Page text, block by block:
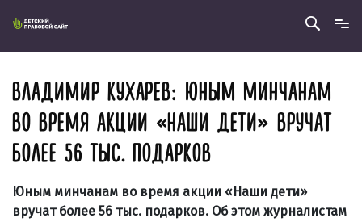
ВЛАДИМИР КУХАРЕВ: ЮНЫМ МИНЧАНАМ
ВО ВРЕМЯ АКЦИИ «НАШИ ДЕТИ» ВРУЧАТ
БОЛЕЕ 56 ТЫС. ПОДАРКОВ
Юным минчанам во время акции «Наши дети»
вручат более 56 тыс. подарков. Об этом журналистам